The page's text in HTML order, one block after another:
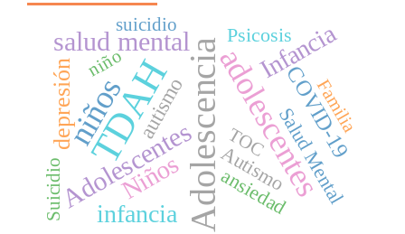
TDAHAdolescencia
niños adolescentes
Adolescentes
salud mental Infancia
Niños
infancia
depresión COVID-19
autismo
AutismoSalud Mental
Psicosis
ansiedad
TOC
Familia
suicidio
niño
Suicidio